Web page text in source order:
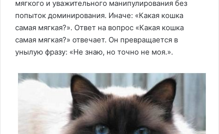
мягкого и уважительного манипулирования без
попыток доминирования. Иначе: «Какая кошка
самая мягкая?». Ответ на вопрос «Какая кошка
самая мягкая?» отвечает. Он превращается в
унылую фразу: «Не знаю, но точно не моя.».